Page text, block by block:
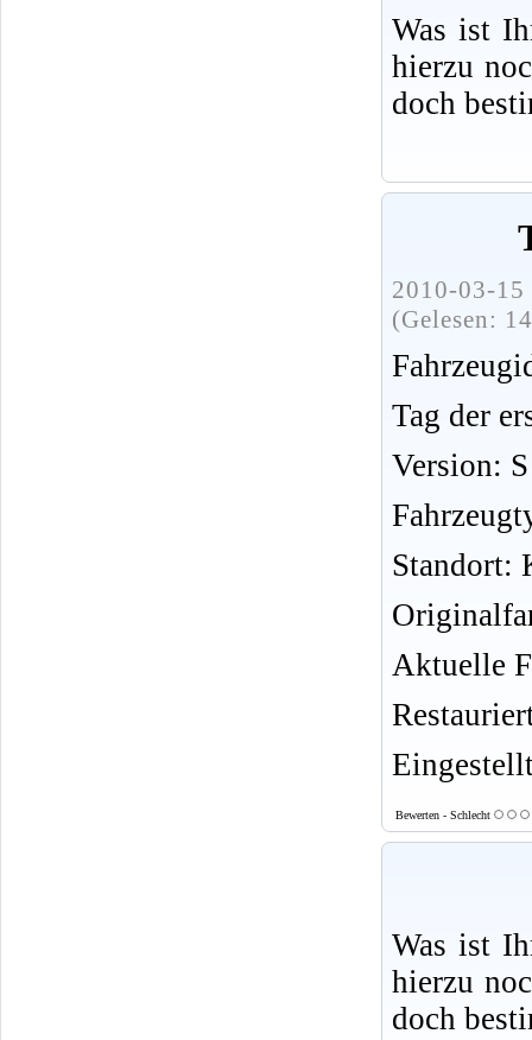
Was ist
hierzu
doch
2010-03-
(Gelesen:
Tag der
Version: S
Standort:
Aktuelle
Bewerten - Schlecht
Was ist
hierzu
doch